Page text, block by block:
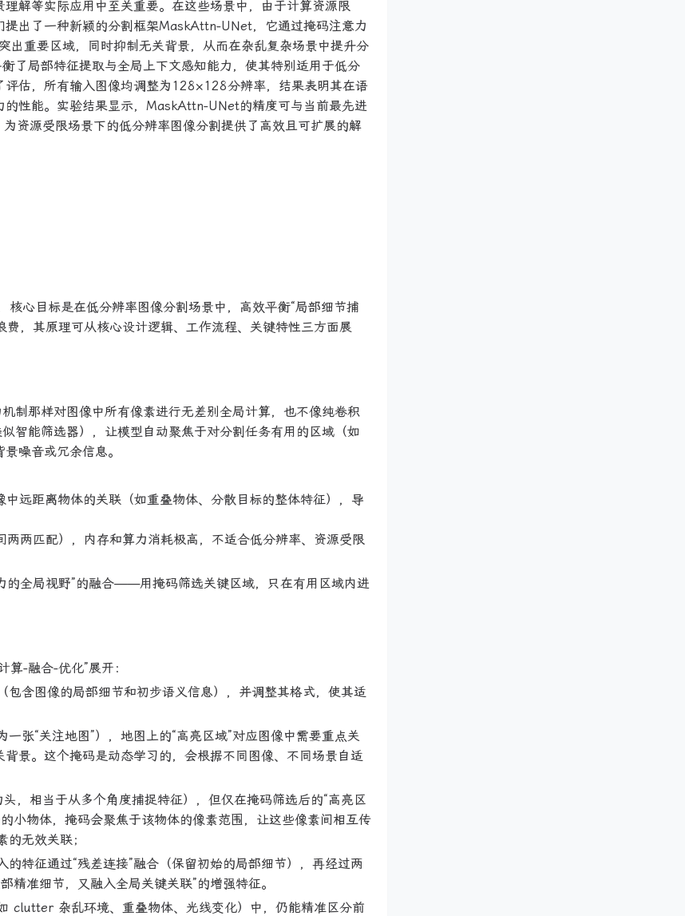
解等实际应用中至关重要。在这些场景中，由于计算资源限
出了一种新颖的分割框架MaskAttn-UNet，它通过掩码注意力
出重要区域，同时抑制无关背景，从而在杂乱复杂场景中提升分
了局部特征提取与全局上下文感知能力，使其特别适用于低分
估，所有输入图像均调整为128×128分辨率，结果表明其在语
性能。实验结果显示，MaskAttn-UNet的精度可与当前最先进
资源受限场景下的低分辨率图像分割提供了高效且可扩展的解
心目标是在低分辨率图像分割场景中，高效平衡“局部细节捕
费，其原理可从核心设计逻辑、工作流程、关键特性三方面展
制那样对图像中所有像素进行无差别全局计算，也不像纯卷积
智能筛选器），让模型自动聚焦于对分割任务有用的区域（如
噪音或冗余信息。
远距离物体的关联（如重叠物体、分散目标的整体特征），导
两匹配），内存和算力消耗极高，不适合低分辨率、资源受限
的全局视野”的融合——用掩码筛选关键区域，只在有用区域内进
-融合-优化”展开：
包含图像的局部细节和初步语义信息），并调整其格式，使其适
张“关注地图”），地图上的“高亮区域”对应图像中需要重点关
景。这个掩码是动态学习的，会根据不同图像、不同场景自适
，相当于从多个角度捕捉特征），但仅在掩码筛选后的“高亮区
小物体，掩码会聚焦于该物体的像素范围，让这些像素间相互传
无效关联；
特征通过“残差连接”融合（保留初始的局部细节），再经过两
精准细节，又融入全局关键关联”的增强特征。
clutter 杂乱环境、重叠物体、光线变化）中，仍能精准区分前